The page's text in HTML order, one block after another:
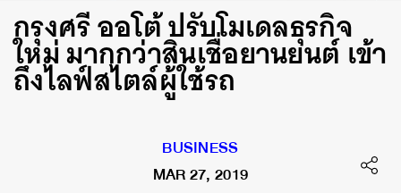
กรุงศรี ออโต้ ปรับโมเดลธุรกิจ
ใหม่ มากกว่าสินเชื่อยานยนต์ เข้า
ถึงไลฟ์สไตล์ผู้ใช้รถ
BUSINESS
MAR 27, 2019